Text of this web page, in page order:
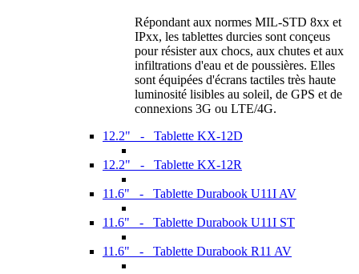
Répondant aux normes MIL-STD 8xx et
IPxx, les tablettes durcies sont conçeus
pour résister aux chocs, aux chutes et aux
infiltrations d'eau et de poussières. Elles
sont équipées d'écrans tactiles très haute
luminosité lisibles au soleil, de GPS et de
connexions 3G ou LTE/4G.
12.2" - Tablette KX-12D
12.2" - Tablette KX-12R
11.6" - Tablette Durabook U11I AV
11.6" - Tablette Durabook U11I ST
11.6" - Tablette Durabook R11 AV